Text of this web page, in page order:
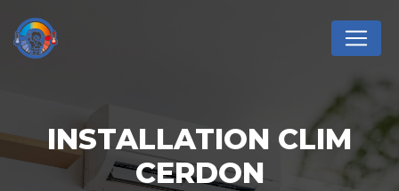
INSTALLATION CLIM
CERDON